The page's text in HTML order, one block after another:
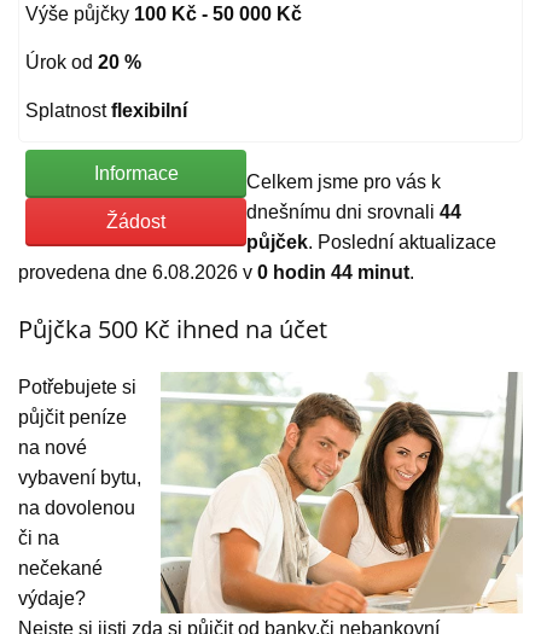
Výše půjčky 100 Kč - 50 000 Kč
Úrok od 20 %
Splatnost flexibilní
Informace
Žádost
Celkem jsme pro vás k
dnešnímu dni srovnali 44
půjček. Poslední aktualizace
provedena dne 6.08.2026 v 0 hodin 44 minut.
Půjčka 500 Kč ihned na účet
Potřebujete si
půjčit peníze
na nové
vybavení bytu,
na dovolenou
či na
nečekané
výdaje?
Nejste si jisti zda si půjčit od banky,či nebankovní